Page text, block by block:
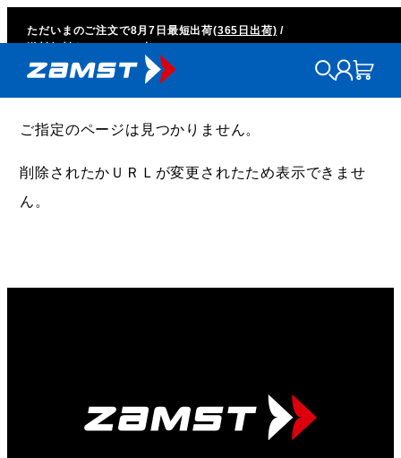
ただいまのご注文で8月7日 最短出荷(365日出荷) /
ご指定のページは見つかりません。
削除されたかＵＲＬが変更されたため表示できませ
ん。